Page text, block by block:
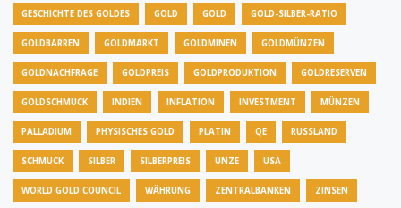
GESCHICHTE DES GOLDES GOLD GOLD GOLD-SILBER-RATIO
GOLDBARREN GOLDMARKT GOLDMINEN GOLDMÜNZEN
GOLDNACHFRAGE GOLDPREIS GOLDPRODUKTION GOLDRESERVEN
GOLDSCHMUCK INDIEN INFLATION INVESTMENT MÜNZEN
PALLADIUM PHYSISCHES GOLD PLATIN QE RUSSLAND
SCHMUCK SILBER SILBERPREIS UNZE USA
WORLD GOLD COUNCIL WÄHRUNG ZENTRALBANKEN ZINSEN